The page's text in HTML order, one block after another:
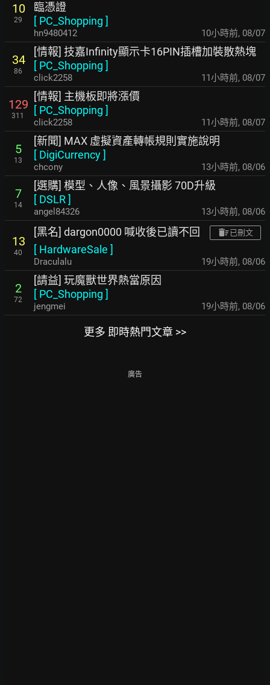
10
29
臨憑證
[ PC_Shopping ]
hn9480412 10小時前, 08/07
34
86
[情報] 技嘉Infinity顯示卡16PIN插槽加裝散熱塊
[ PC_Shopping ]
click2258 11小時前, 08/07
129
311
[情報] 主機板即將漲價
[ PC_Shopping ]
click2258 11小時前, 08/07
5
13
[新聞] MAX 虛擬資產轉帳規則實施說明
[ DigiCurrency]
chcony 13小時前, 08/06
7
14
[選購] 模型、人像、風景攝影 70D升級
[ DSLR]
angel84326 13小時前, 08/06
13
40
[黑名] dargon0000 喊收後已讀不回 已刪文
[ HardwareSale ]
Draculalu 19小時前, 08/06
2
72
[請益] 玩魔獸世界熱當原因
[ PC_Shopping ]
jengmei 19小時前, 08/06
更多 即時熱門文章 >>
廣告